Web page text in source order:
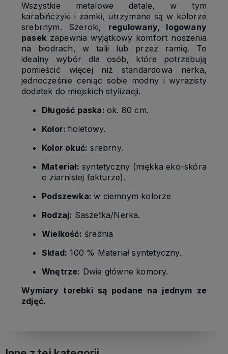
Wszystkie metalowe detale, w tym
karabińczyki i zamki, utrzymane są w kolorze
srebrnym. Szeroki, regulowany, logowany
pasek zapewnia wyjątkowy komfort noszenia
na biodrach, w talii lub przez ramię. To
idealny wybór dla osób, które potrzebują
pomieścić więcej niż standardowa nerka,
jednocześnie ceniąc sobie modny i wyrazisty
dodatek do miejskich stylizacji.
Długość paska: ok. 80 cm.
Kolor:fioletowy.
Kolor okuć: srebrny.
Materiał: syntetyczny (miękka eko-skóra
o ziarnistej fakturze).
Podszewka:w ciemnym kolorze
Rodzaj: Saszetka/Nerka.
Wielkość: średnia
Skład: 100 % Materiał syntetyczny.
Wnętrze: Dwie główne komory.
Wymiary torebki są podane na jednym ze
zdjęć.